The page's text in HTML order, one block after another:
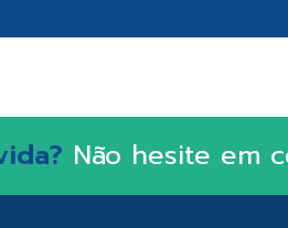
Não hesite em